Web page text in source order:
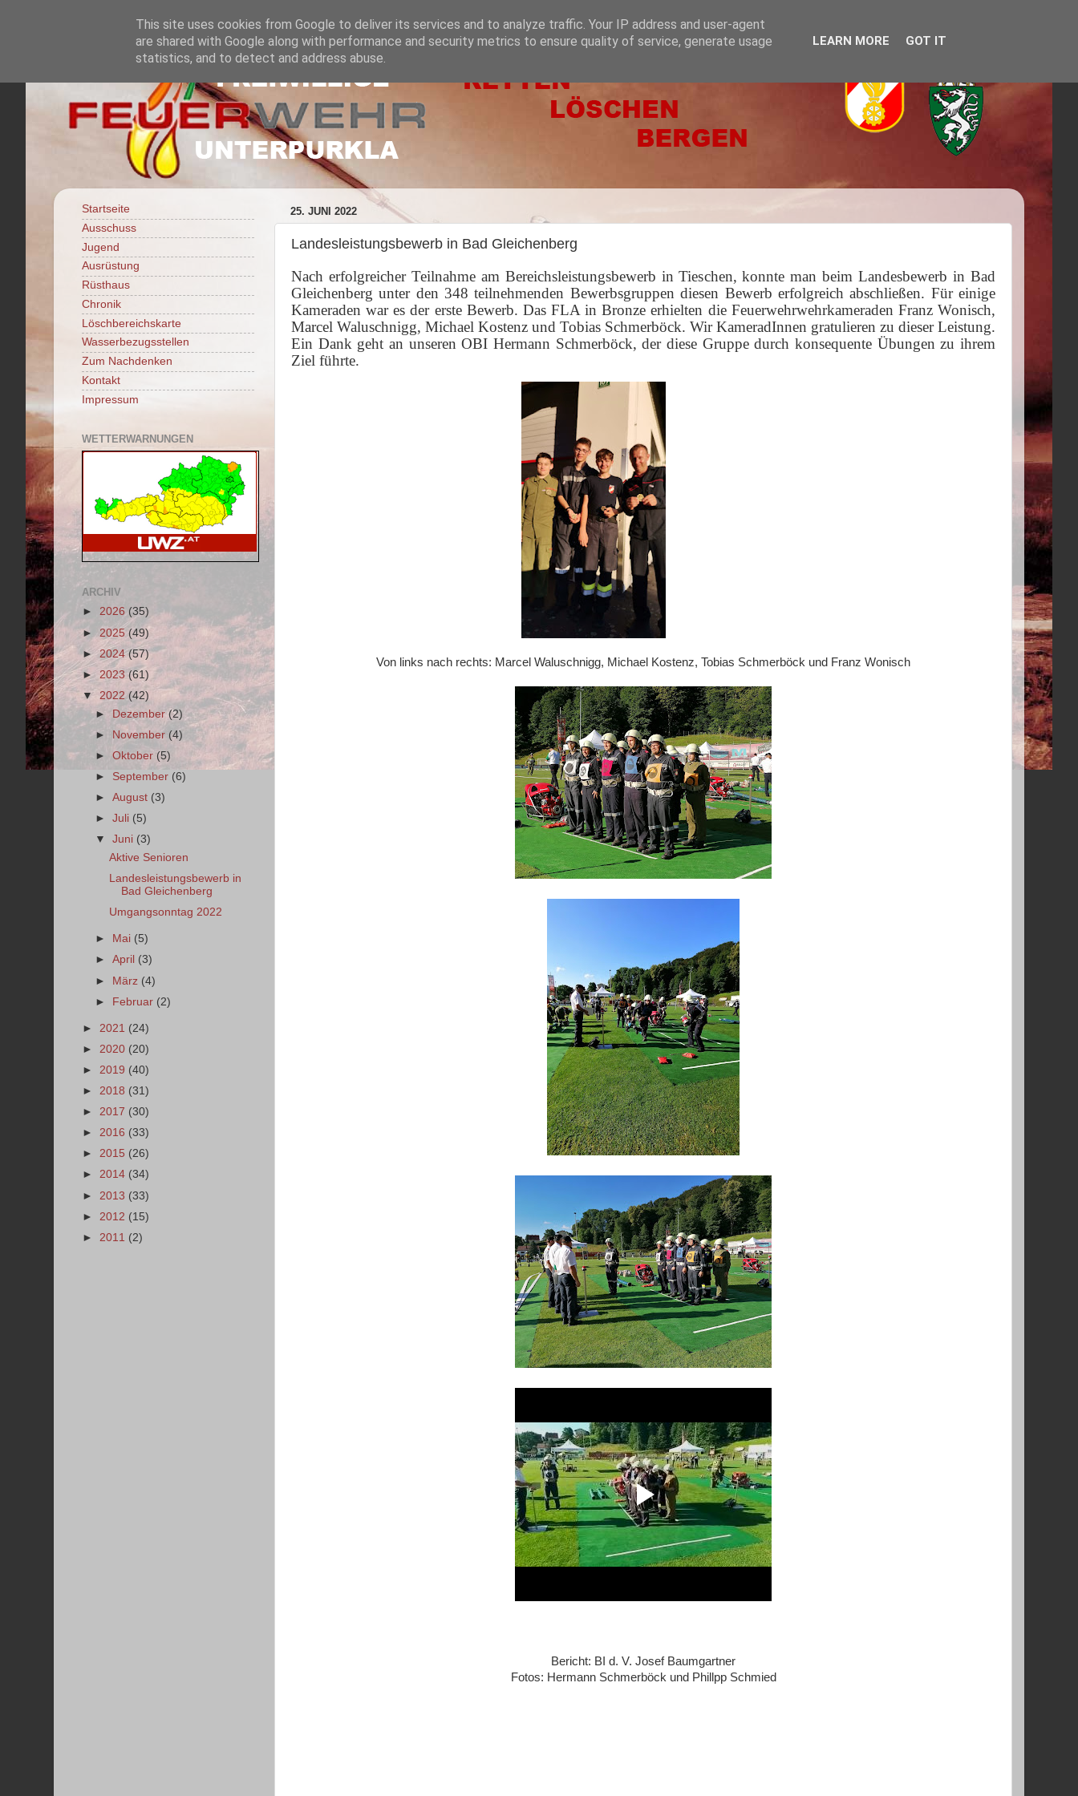
25. JUNI 2022
Landesleistungsbewerb in Bad Gleichenberg
Nach erfolgreicher Teilnahme am Bereichsleistungsbewerb in Tieschen, konnte man beim Landesbewerb in Bad
Gleichenberg unter den 348 teilnehmenden Bewerbsgruppen diesen Bewerb erfolgreich abschließen. Für einige
Kameraden war es der erste Bewerb. Das FLA in Bronze erhielten die Feuerwehrwehrkameraden Franz Wonisch,
Marcel Waluschnigg, Michael Kostenz und Tobias Schmerböck. Wir KameradInnen gratulieren zu dieser Leistung.
Ein Dank geht an unseren OBI Hermann Schmerböck, der diese Gruppe durch konsequente Übungen zu ihrem
Ziel führte.
Von links nach rechts: Marcel Waluschnigg, Michael Kostenz, Tobias Schmerböck und Franz Wonisch
Bericht: BI d. V. Josef Baumgartner
Fotos: Hermann Schmerböck und Phillpp Schmied
Startseite
Ausschuss
Jugend
Ausrüstung
Rüsthaus
Chronik
Löschbereichskarte
Wasserbezugsstellen
Zum Nachdenken
Kontakt
Impressum
WETTERWARNUNGEN
ARCHIV
► 2026 (35)
► 2025(49)
►2024(57)
► 2023 (61)
▼ 2022(42)
► Dezember(2)
►
November (4)
►Oktober (5)
► September (6)
►August (3)
►Juli (5)
▼Juni (3)
Aktive Senioren
Landesleistungsbewerb in
Bad Gleichenberg
Umgangsonntag 2022
► Mai (5)
►April (3)
► März (4)
► Februar (2)
► 2021 (24)
► 2020 (20)
► 2019 (40)
► 2018 (31)
► 2017 (30)
► 2016 (33)
► 2015 (26)
► 2014 (34)
► 2013 (33)
► 2012 (15)
► 2011 (2)
This site uses cookies from Google to deliver its services and to analyze traffic. Your IP address and user-agent
are shared with Google along with performance and security metrics to ensure quality of service, generate usage
statistics, and to detect and address abuse.
LEARN MORE GOT IT